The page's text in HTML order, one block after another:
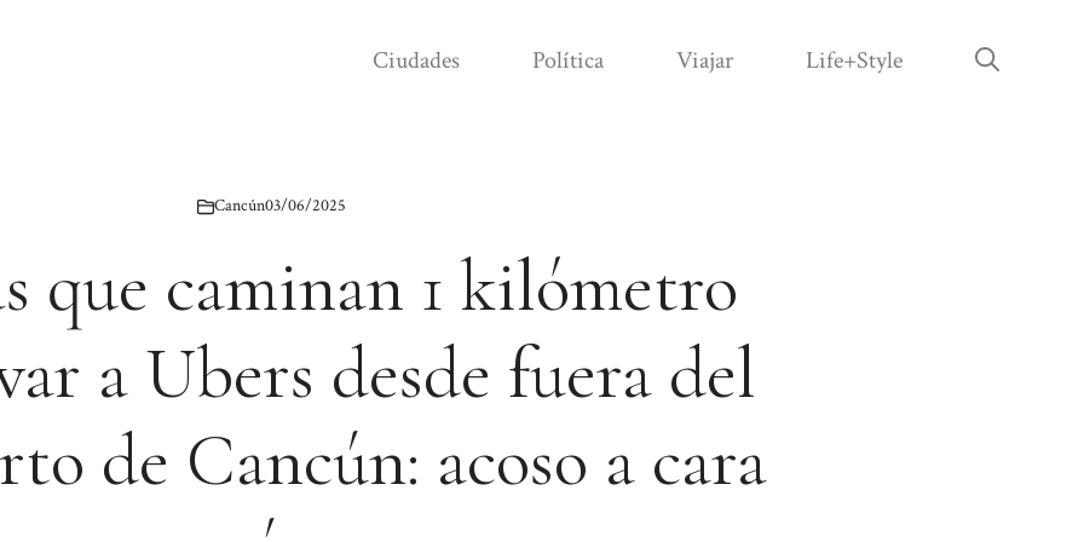
Ciudades Política Viajar Life+Style
Cancún03/06/2025
que caminan 1 kilómetro
a Ubers desde fuera del
de Cancún: acoso a cara